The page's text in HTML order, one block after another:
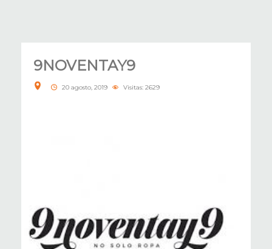
9NOVENTAY9
20 agosto, 2019 Visitas: 2629